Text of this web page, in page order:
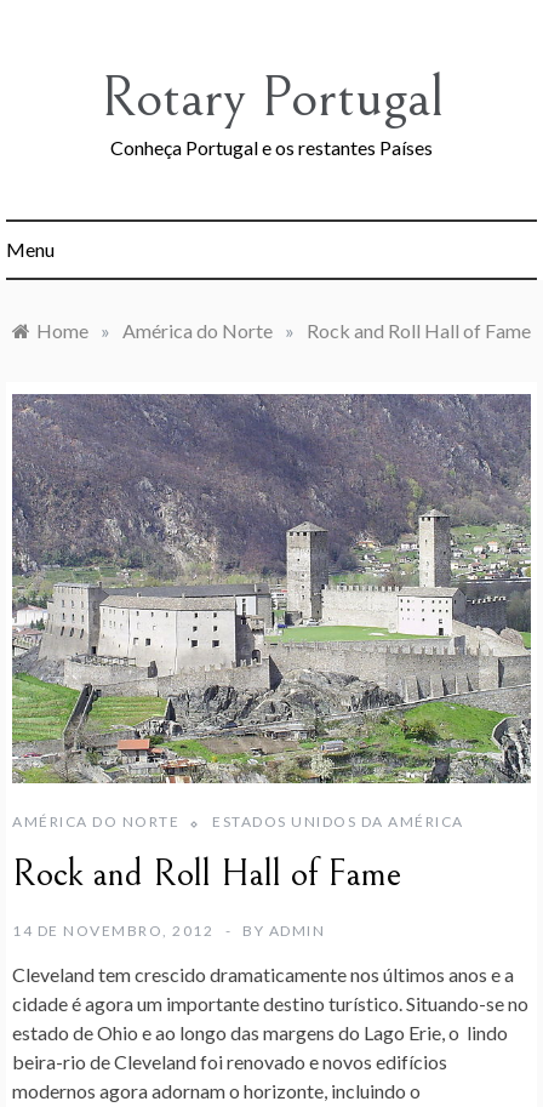
Rotary Portugal
Conheça Portugal e os restantes Países
Menu
Home » América do Norte » Rock and Roll Hall of Fame
AMÉRICA DO NORTE ESTADOS UNIDOS DA AMÉRICA
Rock and Roll Hall of Fame
14 DE NOVEMBRO, 2012 BY ADMIN
Cleveland tem crescido dramaticamente nos últimos anos e a
cidade é agora um importante destino turístico. Situando-se no
estado de Ohio e ao longo das margens do Lago Erie, o lindo
beira-rio de Cleveland foi renovado e novos edifícios
modernos agora adornam o horizonte, incluindo o